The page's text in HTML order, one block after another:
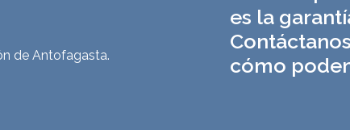
de Antofagasta.
es la
cómo